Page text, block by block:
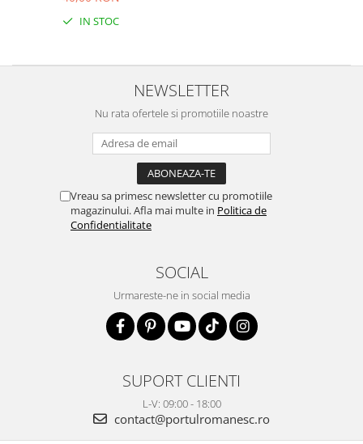
IN STOC
NEWSLETTER
Nu rata ofertele si promotiile noastre
Vreau sa primesc newsletter cu promotiile
magazinului. Afla mai multe in Politica de
Confidentialitate
SOCIAL
Urmareste-ne in social media
SUPORT CLIENTI
L-V: 09:00 - 18:00
contact@portulromanesc.ro